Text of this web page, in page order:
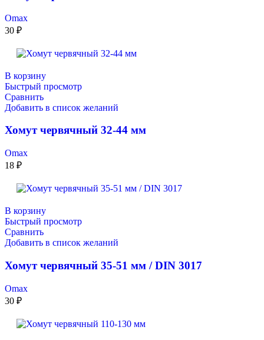
Omax
30 ₽
В корзину
Быстрый просмотр
Сравнить
Добавить в список желаний
Хомут червячный 32-44 мм
Omax
18 ₽
В корзину
Быстрый просмотр
Сравнить
Добавить в список желаний
Хомут червячный 35-51 мм / DIN 3017
Omax
30 ₽